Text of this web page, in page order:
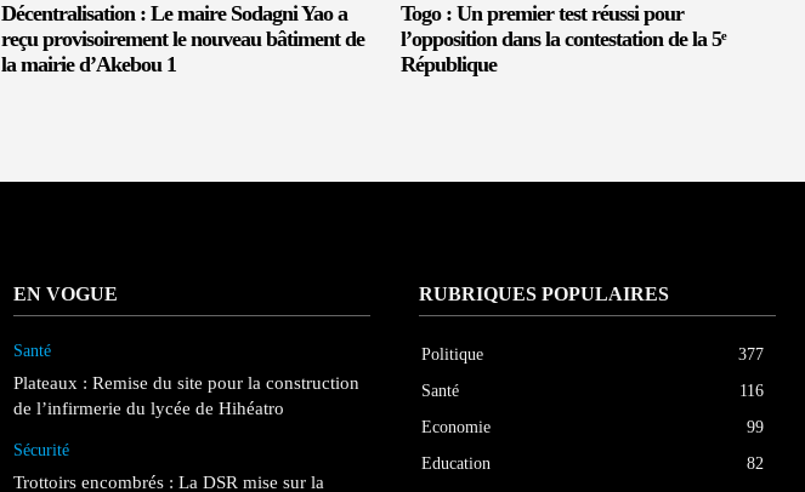
Décentralisation : Le maire Sodagni Yao a
reçu provisoirement le nouveau bâtiment de
la mairie d’Akebou 1
Togo : Un premier test réussi pour
l’opposition dans la contestation de la 5ᵉ
République
EN VOGUE
Santé
Plateaux : Remise du site pour la construction
de l’infirmerie du lycée de Hihéatro
Sécurité
Trottoirs encombrés : La DSR mise sur la
RUBRIQUES POPULAIRES
Politique
377
Santé
116
Economie
99
Education
82